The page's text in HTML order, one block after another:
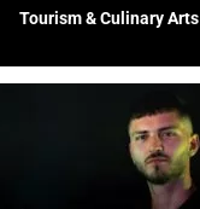
Tourism & Culinary Arts